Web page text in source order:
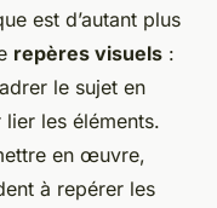
est d’autant plus
repères visuels :
le sujet en
les éléments.
en œuvre,
à repérer les